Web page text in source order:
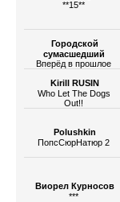
**15**
Городской
сумасшедший
Вперёд в прошлое
Kirill RUSIN
Who Let The Dogs
Out!!
Polushkin
ПопсСюрНатюр 2
Виорел Курносов
***